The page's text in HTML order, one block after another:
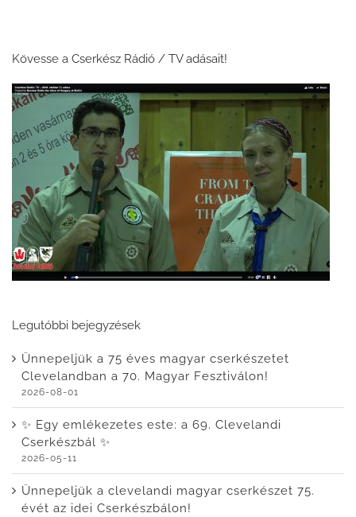
Kövesse a Cserkész Rádió / TV adásait!
Legutóbbi bejegyzések
Ünnepeljük a 75 éves magyar cserkészetet
Clevelandban a 70. Magyar Fesztiválon!
2026-08-01
✨ Egy emlékezetes este: a 69. Clevelandi
Cserkészbál ✨
2026-05-11
Ünnepeljük a clevelandi magyar cserkészet 75.
évét az idei Cserkészbálon!